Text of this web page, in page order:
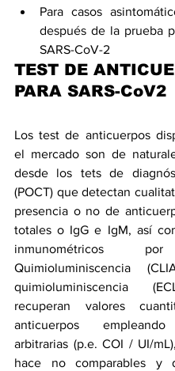
Para casos
después de la prueba
SARS-CoV-2
TEST DE
PARA SARS-CoV2
Los test de anticuerpos
el mercado son de
desde los tets de
(POCT) que detectan
presencia o no de
totales o IgG e IgM, así
inmunométricos
Quimioluminiscencia
quimioluminiscencia
recuperan valores
anticuerpos
arbitrarias (p.e. COI / UI/
hace no comparables y